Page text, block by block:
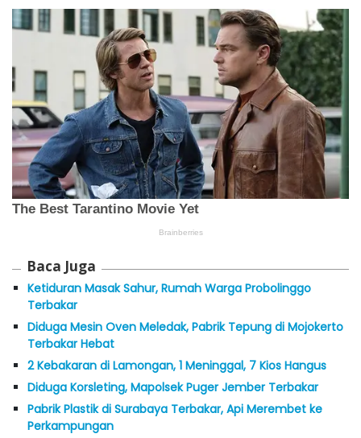
Baca Juga
Ketiduran Masak Sahur, Rumah Warga Probolinggo
Terbakar
Diduga Mesin Oven Meledak, Pabrik Tepung di Mojokerto
Terbakar Hebat
2 Kebakaran di Lamongan, 1 Meninggal, 7 Kios Hangus
Diduga Korsleting, Mapolsek Puger Jember Terbakar
Pabrik Plastik di Surabaya Terbakar, Api Merembet ke
Perkampungan